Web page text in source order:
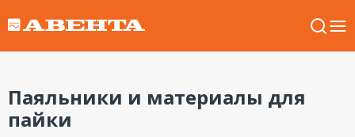
Паяльники и материалы для
пайки